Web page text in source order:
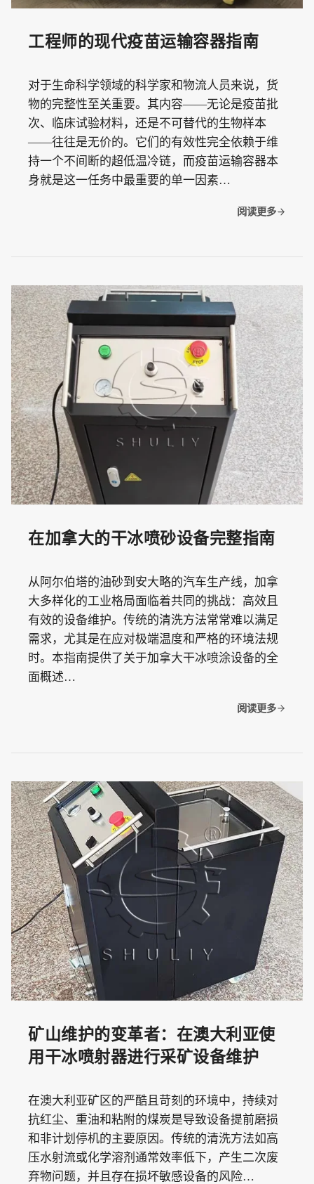
工程师的现代疫苗运输容器指南
对于生命科学领域的科学家和物流人员来说，货
物的完整性至关重要。其内容——无论是疫苗批
次、临床试验材料，还是不可替代的生物样本
——往往是无价的。它们的有效性完全依赖于维
持一个不间断的超低温冷链，而疫苗运输容器本
身就是这一任务中最重要的单一因素…
阅读更多
在加拿大的干冰喷砂设备完整指南
从阿尔伯塔的油砂到安大略的汽车生产线，加拿
大多样化的工业格局面临着共同的挑战：高效且
有效的设备维护。传统的清洗方法常常难以满足
需求，尤其是在应对极端温度和严格的环境法规
时。本指南提供了关于加拿大干冰喷涂设备的全
面概述…
阅读更多
矿山维护的变革者：在澳大利亚使
用干冰喷射器进行采矿设备维护
在澳大利亚矿区的严酷且苛刻的环境中，持续对
抗红尘、重油和粘附的煤炭是导致设备提前磨损
和非计划停机的主要原因。传统的清洗方法如高
压水射流或化学溶剂通常效率低下，产生二次废
弃物问题，并且存在损坏敏感设备的风险…